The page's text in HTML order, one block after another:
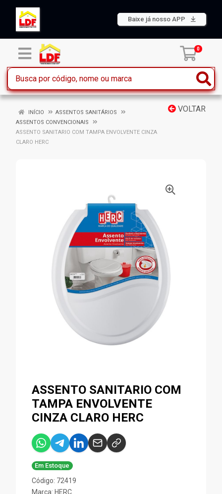
Baixe já nosso APP
0
VOLTAR
INÍCIO
ASSENTOS SANITÁRIOS
ASSENTOS CONVENCIONAIS
ASSENTO SANITARIO COM TAMPA ENVOLVENTE CINZA
CLARO HERC
ASSENTO SANITARIO COM
TAMPA ENVOLVENTE
CINZA CLARO HERC
Em Estoque
Código: 72419
Marca: HERC